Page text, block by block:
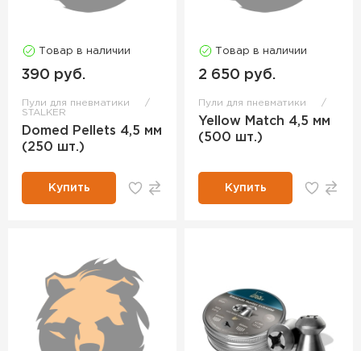
Товар в наличии
390 руб.
Пули для пневматики
STALKER
Domed Pellets 4,5 мм
(250 шт.)
Купить
Товар в наличии
2 650 руб.
Пули для пневматики
Yellow Match 4,5 мм
(500 шт.)
Купить